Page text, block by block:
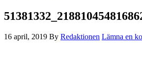
16 april, 2019 By Redaktionen Lämna en